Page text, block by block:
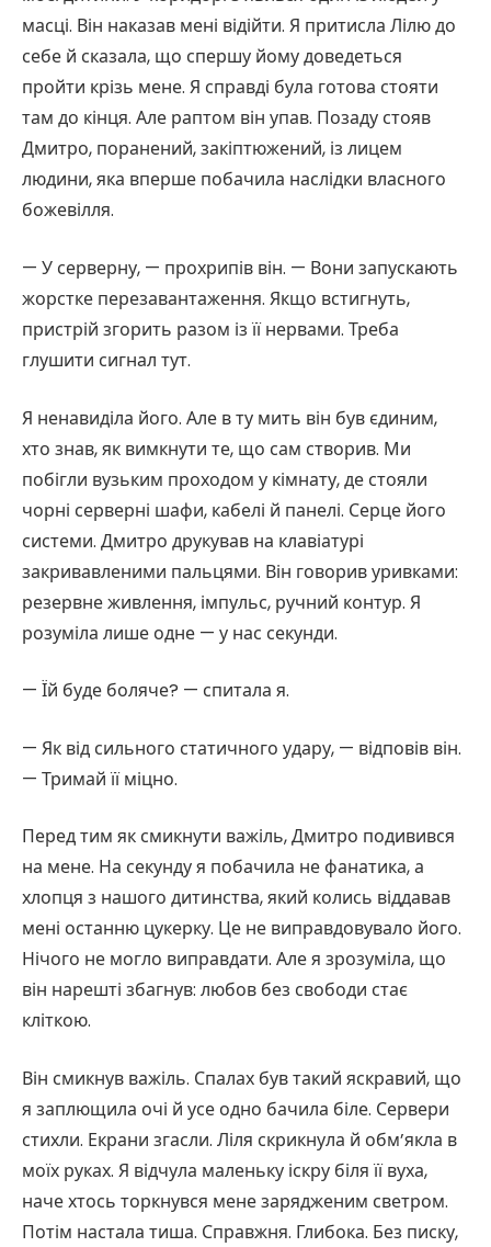
масці. Він наказав мені відійти. Я притисла Лілю до
себе й сказала, що спершу йому доведеться
пройти крізь мене. Я справді була готова стояти
там до кінця. Але раптом він упав. Позаду стояв
Дмитро, поранений, закіптюжений, із лицем
людини, яка вперше побачила наслідки власного
божевілля.
— У серверну, — прохрипів він. — Вони запускають
жорстке перезавантаження. Якщо встигнуть,
пристрій згорить разом із її нервами. Треба
глушити сигнал тут.
Я ненавиділа його. Але в ту мить він був єдиним,
хто знав, як вимкнути те, що сам створив. Ми
побігли вузьким проходом у кімнату, де стояли
чорні серверні шафи, кабелі й панелі. Серце його
системи. Дмитро друкував на клавіатурі
закривавленими пальцями. Він говорив уривками:
резервне живлення, імпульс, ручний контур. Я
розуміла лише одне — у нас секунди.
— Їй буде боляче? — спитала я.
— Як від сильного статичного удару, — відповів він.
— Тримай її міцно.
Перед тим як смикнути важіль, Дмитро подивився
на мене. На секунду я побачила не фанатика, а
хлопця з нашого дитинства, який колись віддавав
мені останню цукерку. Це не виправдовувало його.
Нічого не могло виправдати. Але я зрозуміла, що
він нарешті збагнув: любов без свободи стає
кліткою.
Він смикнув важіль. Спалах був такий яскравий, що
я заплющила очі й усе одно бачила біле. Сервери
стихли. Екрани згасли. Ліля скрикнула й обм’якла в
моїх руках. Я відчула маленьку іскру біля її вуха,
наче хтось торкнувся мене зарядженим светром.
Потім настала тиша. Справжня. Глибока. Без писку,